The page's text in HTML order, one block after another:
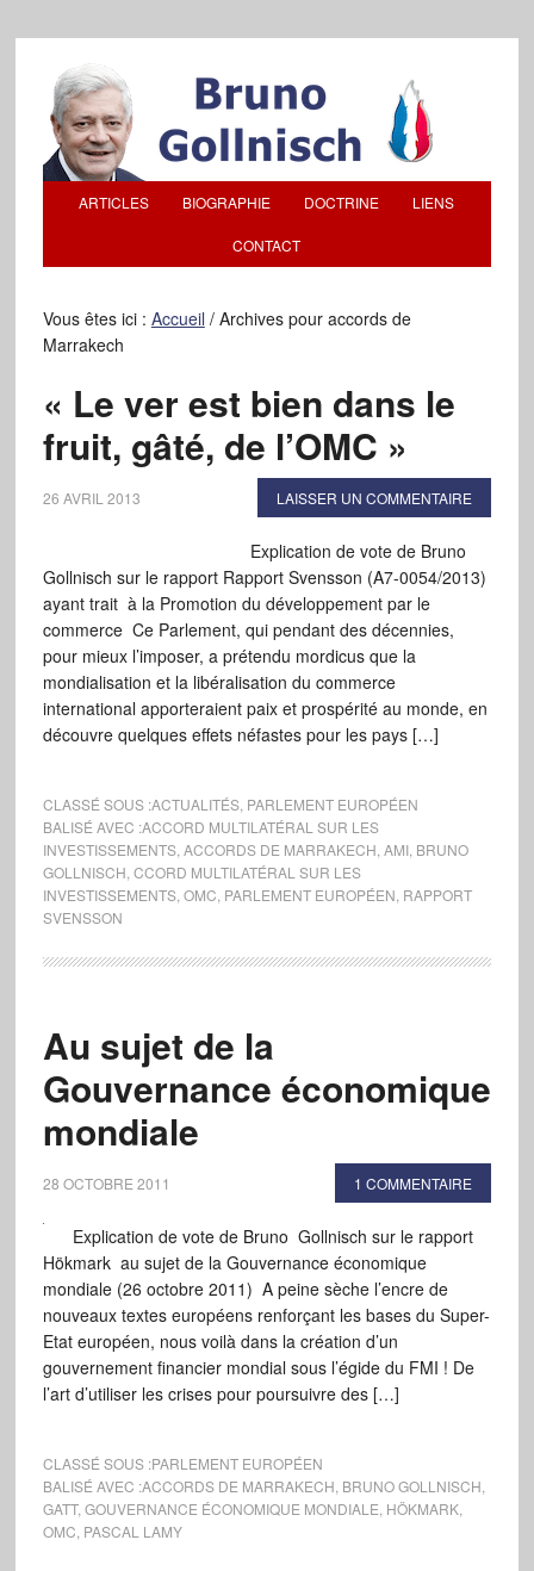
ARTICLES BIOGRAPHIE DOCTRINE LIENS
CONTACT
Vous êtes ici : Accueil /Archives pour accords de
Marrakech
« Le ver est bien dans le
fruit, gâté, de l’OMC »
26 AVRIL 2013 LAISSER UN COMMENTAIRE
Explication de vote de Bruno
Gollnisch sur le rapport Rapport Svensson (A7-0054/2013)
ayant trait à la Promotion du développement par le
commerce Ce Parlement, qui pendant des décennies,
pour mieux l’imposer, a prétendu mordicus que la
mondialisation et la libéralisation du commerce
international apporteraient paix et prospérité au monde, en
découvre quelques effets néfastes pour les pays […]
CLASSÉ SOUS :ACTUALITÉS, PARLEMENT EUROPÉEN
BALISÉ AVEC :ACCORD MULTILATÉRAL SUR LES
INVESTISSEMENTS, ACCORDS DE MARRAKECH AMI, BRUNO
GOLLNISCH CCORD MULTILATÉRAL SUR LES
INVESTISSEMENTS, OMC PARLEMENT EUROPÉEN RAPPORT
SVENSSON
Au sujet de la
Gouvernance économique
mondiale
28 OCTOBRE 2011 1 COMMENTAIRE
Explication de vote de Bruno Gollnisch sur le rapport
Hökmark au sujet de la Gouvernance économique
mondiale (26 octobre 2011) A peine sèche l’encre de
nouveaux textes européens renforçant les bases du Super-
Etat européen, nous voilà dans la création d’un
gouvernement financier mondial sous l’égide du FMI ! De
l’art d’utiliser les crises pour poursuivre des […]
CLASSÉ SOUS :PARLEMENT EUROPÉEN
BALISÉ AVEC :ACCORDS DE MARRAKECH BRUNO GOLLNISCH
GATT, GOUVERNANCE ÉCONOMIQUE MONDIALE HÖKMARK,
OMC PASCAL LAMY